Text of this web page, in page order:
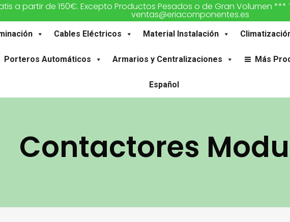
a partir de 150€. Excepto Productos Pesados o de Gran Volumen ***
ventas@eriacomponentes.es
Cables Eléctricos Material Instalación
Porteros Automáticos Armarios y Centralizaciones Más
Español
Contactores